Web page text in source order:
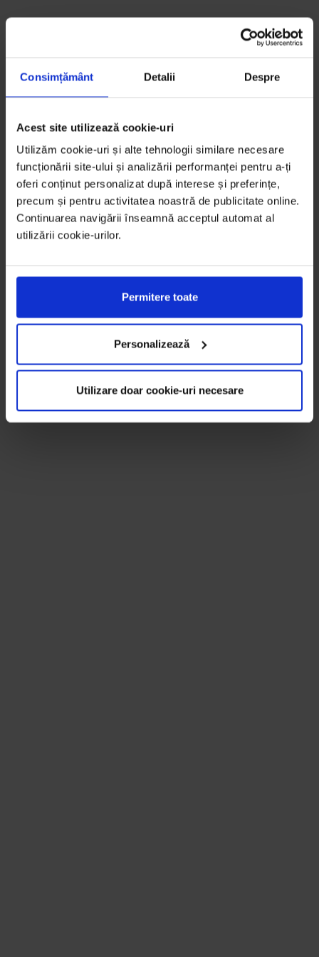
Consimțământ Detalii Despre
Acest site utilizează cookie-uri
Utilizăm cookie-uri și alte tehnologii similare necesare
funcționării site-ului și analizării performanței pentru a-ți
oferi conținut personalizat după interese și preferințe,
precum și pentru activitatea noastră de publicitate online.
Continuarea navigării înseamnă acceptul automat al
utilizării cookie-urilor.
Permitere toate
Personalizează
Utilizare doar cookie-uri necesare